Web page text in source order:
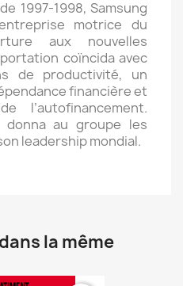
1997-1998, Samsung
motrice du
aux nouvelles
coïncida avec
de productivité, un
financière et
l’autofinancement.
donna au groupe les
leadership mondial.
la même